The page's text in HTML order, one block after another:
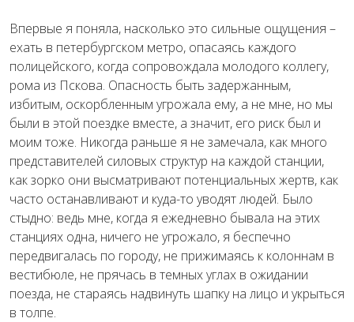
Впервые я поняла, насколько это сильные ощущения –
ехать в петербургском метро, опасаясь каждого
полицейского, когда сопровождала молодого коллегу,
рома из Пскова. Опасность быть задержанным,
избитым, оскорбленным угрожала ему, а не мне, но мы
были в этой поездке вместе, а значит, его риск был и
моим тоже. Никогда раньше я не замечала, как много
представителей силовых структур на каждой станции,
как зорко они высматривают потенциальных жертв, как
часто останавливают и куда-то уводят людей. Было
стыдно: ведь мне, когда я ежедневно бывала на этих
станциях одна, ничего не угрожало, я беспечно
передвигалась по городу, не прижимаясь к колоннам в
вестибюле, не прячась в темных углах в ожидании
поезда, не стараясь надвинуть шапку на лицо и укрыться
в толпе.